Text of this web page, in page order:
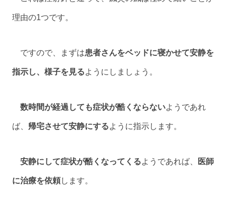
理由の1つです。
ですので、まずは患者さんをベッドに寝かせて安静を
指示し、様子を見るようにしましょう。
数時間が経過しても症状が酷くならないようであれ
ば、 帰宅させて安静にするように指示します。
安静にして症状が酷くなってくるようであれば、 医師
に治療を依頼します。